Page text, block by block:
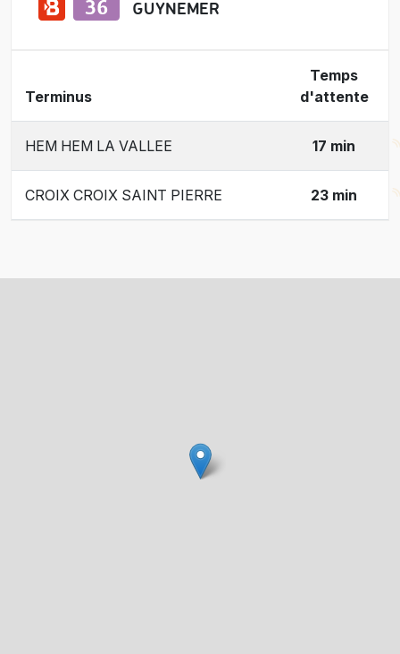
GUYNEMER
Terminus
Temps
d'attente
HEM HEM LA VALLEE 17 min
CROIX CROIX SAINT PIERRE 23 min